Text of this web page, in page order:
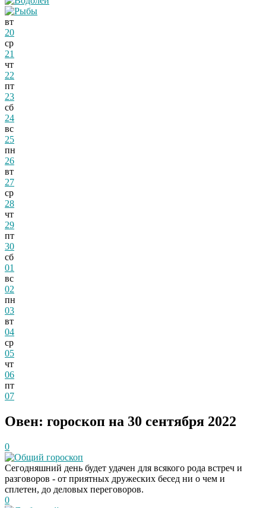
вт
20
ср
21
чт
22
пт
23
сб
24
вс
25
пн
26
вт
27
ср
28
чт
29
пт
30
сб
01
вс
02
пн
03
вт
04
ср
05
чт
06
пт
07
Овен: гороскоп на 30 сентября 2022
0
Общий гороскоп
Сегодняшний день будет удачен для всякого рода встреч и
разговоров - от приятных дружеских бесед ни о чем и
сплетен, до деловых переговоров.
0